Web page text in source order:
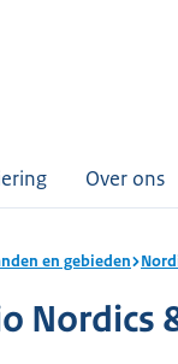
Over ons
en gebieden
Nordics